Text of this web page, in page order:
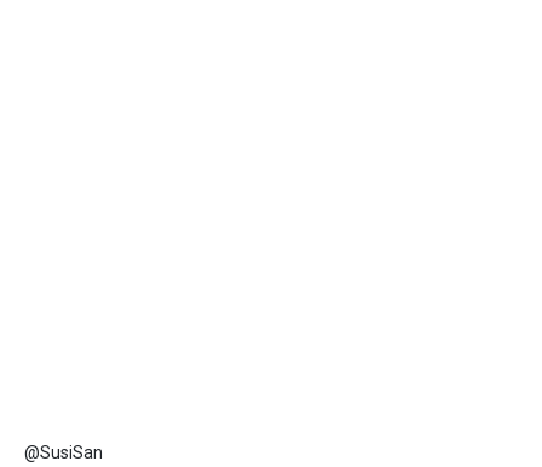
@SusiSan